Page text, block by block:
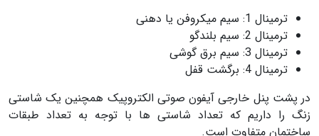
ترمینال 1: سیم میکروفن یا دهنی
ترمینال 2: سیم بلندگو
ترمینال 3: سیم برق گوشی
ترمینال 4: برگشت قفل
در پشت پنل خارجی آیفون صوتی الکتروپیک همچنین یک شاستی
زنگ را داریم که تعداد شاستی ها با توجه به تعداد طبقات
ساختمان متفاوت است.